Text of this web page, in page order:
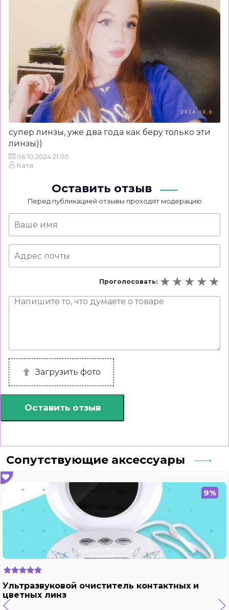
супер линзы, уже два года как беру только эти
линзы))
06.10.2024 21:00
Катя
Оставить отзыв
Перед публикацией отзывы проходят модерацию
Проголосовать:
Загрузить фото
Оставить отзыв
Сопутствующие аксессуары
9%
Ультразвуковой очиститель контактных и
цветных линз